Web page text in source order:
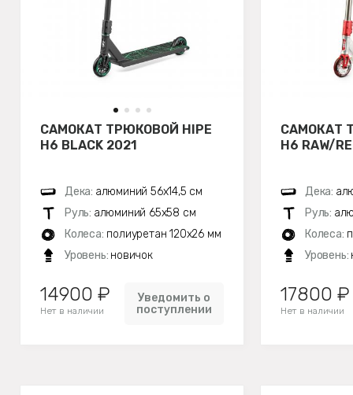
САМОКАТ ТРЮКОВОЙ HIPE
H6 BLACK 2021
Дека: алюминий 56х14,5 см
Руль: алюминий 65х58 см
Колеса: полиуретан 120x26 мм
Уровень: новичок
14900 ₽
Нет в наличии
Уведомить о
поступлении
САМОКАТ
H6 RAW/
Дека:
Руль:
Колеса:
Уровень:
17800 ₽
Нет в наличии